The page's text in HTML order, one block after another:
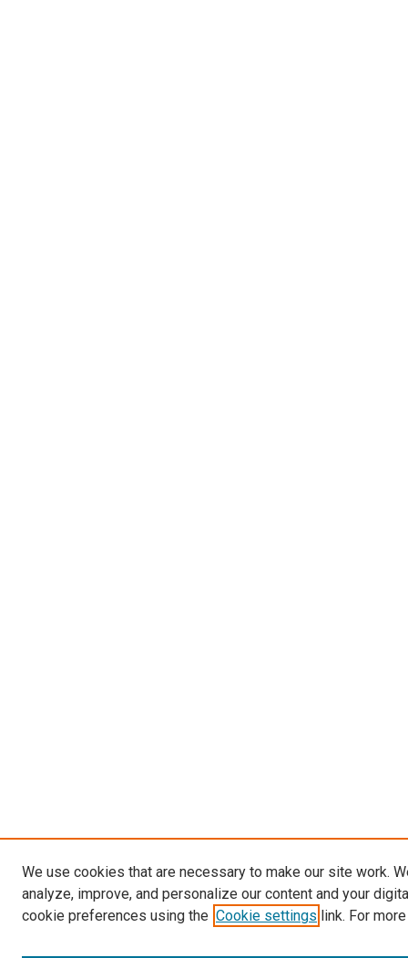
We use cookies that are necessary to make our site work.
analyze, improve, and personalize our content and your
cookie preferences using the Cookie settings link. For